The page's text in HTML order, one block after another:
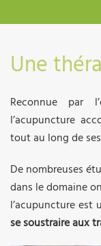
Une
Reconnue par
l’acupuncture
tout au long de
De nombreuses
dans le domaine
l’acupuncture est
se soustraire aux